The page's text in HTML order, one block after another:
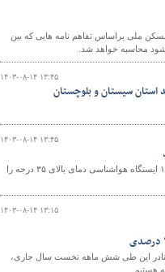
ملی براساس تفاهم نامه هایی که بین
محاسبه خواهد شد.
۱۴۰۳-۰۸-۱۴ ۱۳:۴۵
سیستان و بلوچستان
۱۴۰۳-۰۸-۱۴ ۱۳:۴۵
مدیر کل هواشناسی استان سیستان و بلوچستان گفت: عصر روز گذشته، ۱۳ آبان ۱۴۰۳؛ ۱۲ ایستگاه هواشناسی دمای بالای ۳۵ درجه را
۱۴۰۳-۰۸-۱۴ ۱۳:۱۵
در بنادر این طی شش ماهه نخست سال جاری،